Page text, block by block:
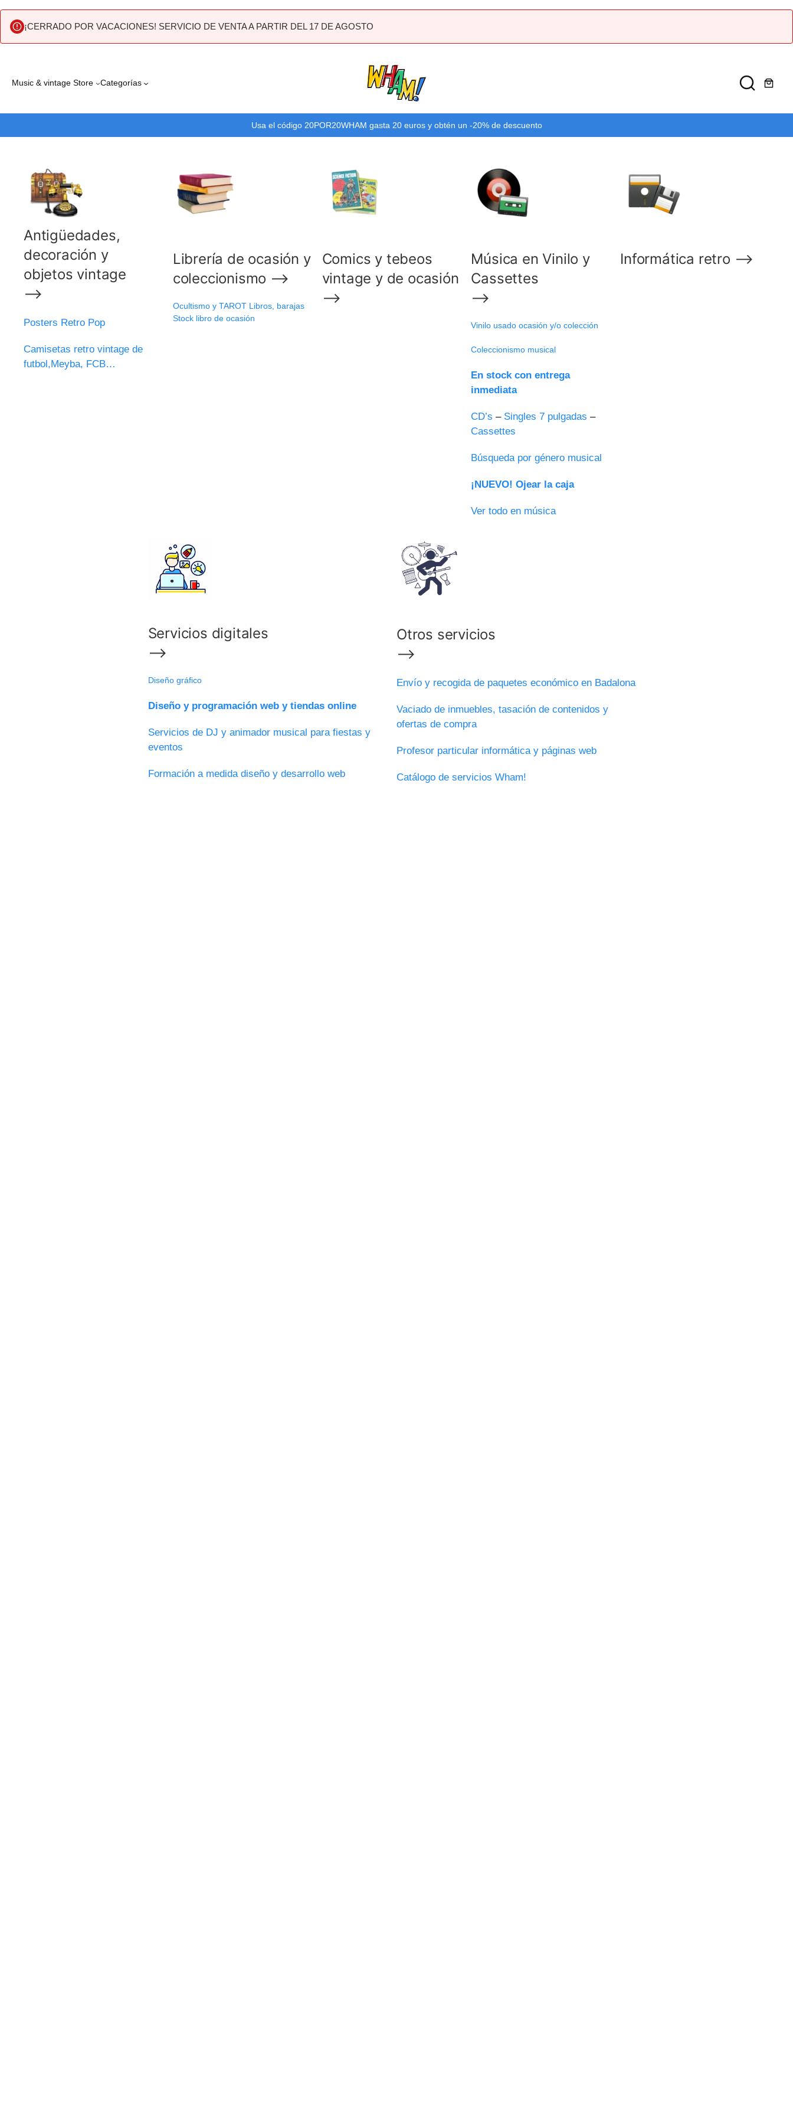
¡CERRADO POR VACACIONES! SERVICIO DE VENTA A PARTIR DEL 17 DE AGOSTO
contenido
Music & vintage Store Categorías
Usa el código 20POR20WHAM gasta 20 euros y obtén un -20% de descuento
Antigüedades,
decoración y
objetos vintage
⟶
Posters Retro Pop
Camisetas retro vintage de
futbol,Meyba, FCB…
Librería de ocasión y
coleccionismo ⟶
Ocultismo y TAROT Libros, barajas
Stock libro de ocasión
Comics y tebeos
vintage y de ocasión
⟶
Música en Vinilo y
Cassettes
⟶
Vinilo usado ocasión y/o colección
Coleccionismo musical
En stock con entrega
inmediata
CD’s – Singles 7 pulgadas –
Cassettes
Búsqueda por género musical
¡NUEVO! Ojear la caja
Ver todo en música
Informática retro ⟶
Servicios digitales
⟶
Diseño gráfico
Diseño y programación web y tiendas online
Servicios de DJ y animador musical para fiestas y
eventos
Formación a medida diseño y desarrollo web
Otros servicios
⟶
Envío y recogida de paquetes económico en Badalona
Vaciado de inmuebles, tasación de contenidos y
ofertas de compra
Profesor particular informática y páginas web
Catálogo de servicios Wham!